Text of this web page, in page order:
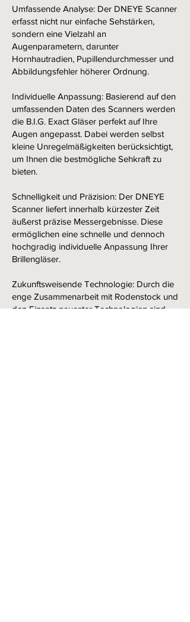
Umfassende Analyse: Der DNEYE Scanner
erfasst nicht nur einfache Sehstärken,
sondern eine Vielzahl an
Augenparametern, darunter
Hornhautradien, Pupillendurchmesser und
Abbildungsfehler höherer Ordnung.
Individuelle Anpassung: Basierend auf den
umfassenden Daten des Scanners werden
die B.I.G. Exact Gläser perfekt auf Ihre
Augen angepasst. Dabei werden selbst
kleine Unregelmäßigkeiten berücksichtigt,
um Ihnen die bestmögliche Sehkraft zu
bieten.
Schnelligkeit und Präzision: Der DNEYE
Scanner liefert innerhalb kürzester Zeit
äußerst präzise Messergebnisse. Diese
ermöglichen eine schnelle und dennoch
hochgradig individuelle Anpassung Ihrer
Brillengläser.
Zukunftsweisende Technologie: Durch die
enge Zusammenarbeit mit Rodenstock und
den Einsatz neuester Technologien sind